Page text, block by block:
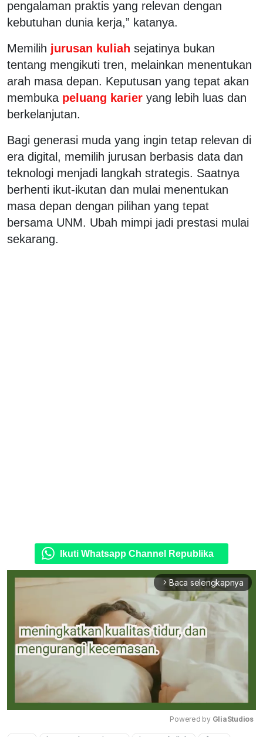
pengalaman praktis yang relevan dengan
kebutuhan dunia kerja,” katanya.
Memilih jurusan kuliah sejatinya bukan
tentang mengikuti tren, melainkan menentukan
arah masa depan. Keputusan yang tepat akan
membuka peluang karier yang lebih luas dan
berkelanjutan.
Bagi generasi muda yang ingin tetap relevan di
era digital, memilih jurusan berbasis data dan
teknologi menjadi langkah strategis. Saatnya
berhenti ikut-ikutan dan mulai menentukan
masa depan dengan pilihan yang tepat
bersama UNM. Ubah mimpi jadi prestasi mulai
sekarang.
Ikuti Whatsapp Channel Republika
arrow_forward_ios Baca selengkapnya
Powered by GliaStudios